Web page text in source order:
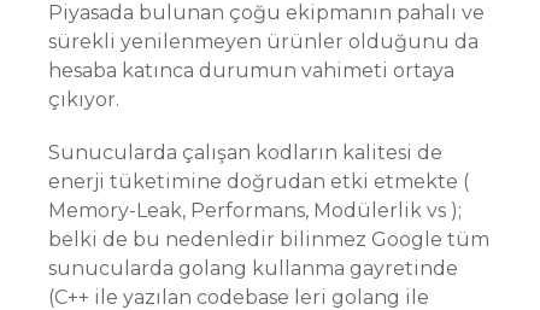
Piyasada bulunan çoğu ekipmanın pahalı ve
sürekli yenilenmeyen ürünler olduğunu da
hesaba katınca durumun vahimeti ortaya
çıkıyor.
Sunucularda çalışan kodların kalitesi de
enerji tüketimine doğrudan etki etmekte (
Memory-Leak, Performans, Modülerlik vs );
belki de bu nedenledir bilinmez Google tüm
sunucularda golang kullanma gayretinde
(C++ ile yazılan codebase leri golang ile